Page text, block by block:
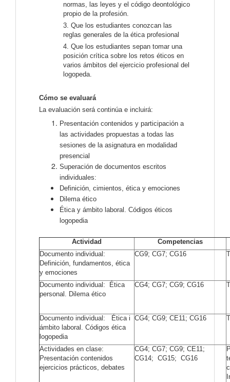
normas, las leyes y el código deontológico
propio de la profesión.
3. Que los estudiantes conozcan las
reglas generales de la ética profesional
4. Que los estudiantes sepan tomar una
posición crítica sobre los retos éticos en
varios ámbitos del ejercicio profesional del
logopeda.
Cómo se evaluará
La evaluación será continúa e incluirá:
Presentación contenidos y participación a
las actividades propuestas a todas las
sesiones de la asignatura en modalidad
presencial
Superación de documentos escritos
individuales:
Definición, cimientos, ética y emociones
Dilema ético
Ética y ámbito laboral. Códigos éticos
logopedia
Actividad
Competencias
Documento individual:
Definición, fundamentos, ética
y emociones
CG9; CG7; CG16
Documento individual: Ética
personal. Dilema ético
CG4; CG7; CG9; CG16
Documento individual: Ética i
ámbito laboral. Códigos ética
logopedia
CG4; CG9; CE11; CG16
Actividades en clase:
Presentación contenidos
ejercicios prácticos, debates
CG4; CG7; CG9; CE11;
CG14; CG15; CG16